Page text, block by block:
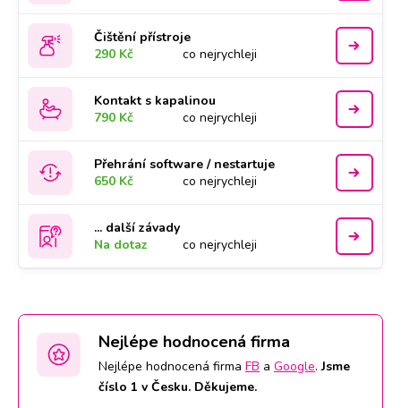
Čištění přístroje
290 Kč
co nejrychleji
Kontakt s kapalinou
790 Kč
co nejrychleji
Přehrání software / nestartuje
650 Kč
co nejrychleji
... další závady
Na dotaz
co nejrychleji
Nejlépe hodnocená firma
Nejlépe hodnocená firma FB a Google.Jsme
číslo 1 v Česku. Děkujeme.